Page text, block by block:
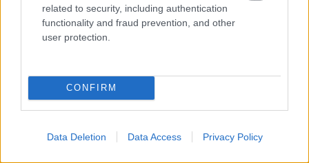
related to security, including authentication
functionality and fraud prevention, and other
user protection.
CONFIRM
Data Deletion Data Access Privacy Policy